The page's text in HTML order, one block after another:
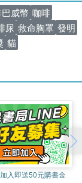
力受到認可」，
研究主題的絕佳
解自身的研究內
每個月還是可以
稍微解說一下搞
關於自己為何會
，法丹先生在搞笑
到這個主題後，我
力學界中，備受
也相當認真地針對
於他的貢獻，搞
。
差異下，貓咪其
其中最重要的，是
念。所謂鬆弛時
類能夠立即改變
威幣 咖啡
尿 救命胸罩 發明
貓
加入即送50元購書金